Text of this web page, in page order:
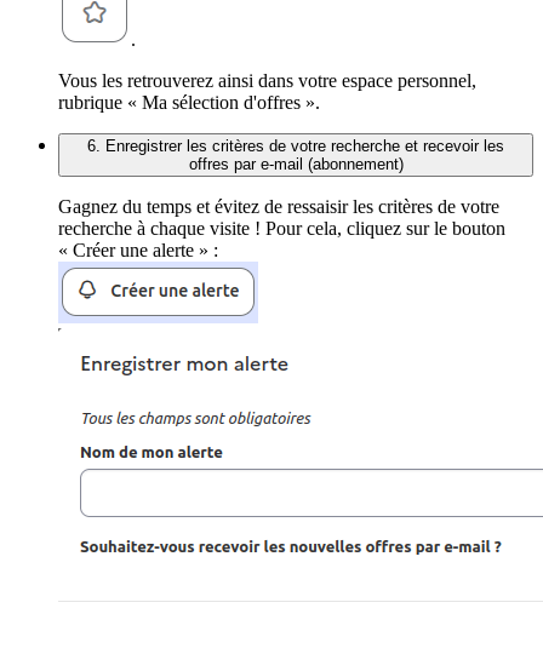
.
Vous les retrouverez ainsi dans votre espace personnel,
rubrique « Ma sélection d'offres ».
6. Enregistrer les critères de votre recherche et recevoir les
offres par e-mail (abonnement)
Gagnez du temps et évitez de ressaisir les critères de votre
recherche à chaque visite ! Pour cela, cliquez sur le bouton
« Créer une alerte » :